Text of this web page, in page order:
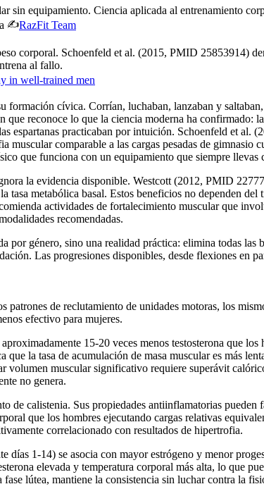
sin equipamiento. Ciencia aplicada al entrenamiento
✍️RazFit Team
corporal. Schoenfeld et al. (2015, PMID 25853914)
al fallo.
in well-trained men
formación cívica. Corrían, luchaban, lanzaban y
que reconoce lo que la ciencia moderna ha confirmado:
espartanas practicaban por intuición. Schoenfeld et al.
comparable a las cargas pesadas de gimnasio
que funciona con un equipamiento que siempre
la evidencia disponible. Westcott (2012, PMID
tasa metabólica basal. Estos beneficios no dependen
actividades de fortalecimiento muscular que
recomendadas.
por género, sino una realidad práctica: elimina todas las
Las progresiones disponibles, desde flexiones en
de reclutamiento de unidades motoras, los
efectivo para mujeres.
15-20 veces menos testosterona que los
la tasa de acumulación de masa muscular es más
muscular significativo requiere superávit
no genera.
de calistenia. Sus propiedades antiinflamatorias pueden
que los hombres ejecutando cargas relativas
correlacionado con resultados de hipertrofia.
1-14) se asocia con mayor estrógeno y menor
elevada y temperatura corporal más alta, lo que
lútea, mantiene la consistencia sin luchar contra la